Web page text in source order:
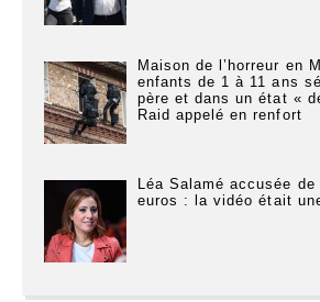
Maison de l’horreur en
enfants de 1 à 11 ans
père et dans un état «
Raid appelé en renfort
Léa Salamé accusée
euros : la vidéo était